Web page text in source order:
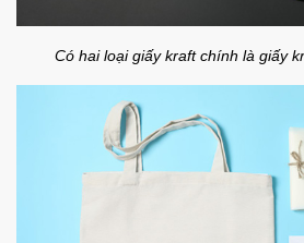
Có hai loại giấy kraft chính là giấy